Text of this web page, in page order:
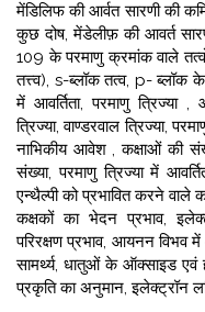
मेंडिलिफ की आर्वत सारणी की
कुछ दोष, मेंडेलीफ़ की आवर्त
109 के परमाणु क्रमांक वाले
तत्त्व), s-ब्लॉक तत्व, p- ब्लॉक के
में आवर्तिता, परमाणु त्रिज्या
त्रिज्या, वाण्डरवाल त्रिज्या,
नाभिकीय आवेश , कक्षाओं की
संख्या, परमाणु त्रिज्या में
एन्थैल्पी को प्रभावित करने वाले
कक्षकों का भेदन प्रभाव,
परिरक्षण प्रभाव, आयनन विभव
सामर्थ्य,धातुओं के ऑक्साइड एवं
प्रकृति का अनुमान, इलेक्ट्रॉन